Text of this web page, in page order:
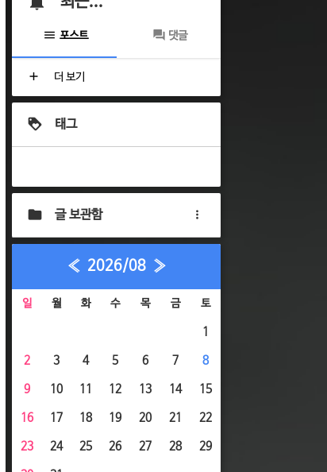
포스트 댓글
더 보기
태그
글 보관함
« 2026/08 »
일 월 화 수 목 금 토
1
2 3 4 5 6 7 8
9 10 11 12 13 14 15
16 17 18 19 20 21 22
23 24 25 26 27 28 29